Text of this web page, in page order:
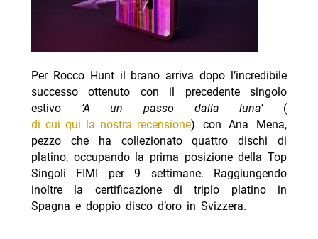
Per Rocco Hunt il brano arriva dopo l’incredibile
successo ottenuto con il precedente singolo
estivo‘A un passo dalla luna’(
di cui qui la nostra recensione) con Ana Mena,
pezzo che ha collezionato quattro dischi di
platino, occupando la prima posizione della Top
Singoli FIMI per 9 settimane. Raggiungendo
inoltre la certificazione di triplo platino in
Spagna e doppio disco d’oro in Svizzera.